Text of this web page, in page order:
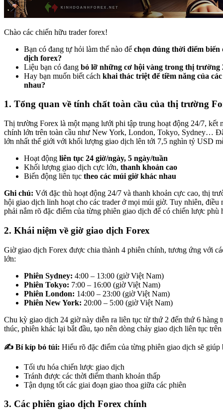
Chào các chiến hữu trader forex!
Bạn có đang tự hỏi làm thế nào để chọn đúng thời điểm biến
dịch forex?
Liệu bạn có đang bỏ lỡ những cơ hội vàng trong thị trường
Hay bạn muốn biết cách khai thác triệt để tiềm năng của
nhau?
1. Tổng quan về tính chất toàn cầu của thị trường
Thị trường Forex là một mạng lưới phi tập trung hoạt động 24/7, kết
chính lớn trên toàn cầu như New York, London, Tokyo, Sydney…
lớn nhất thế giới với khối lượng giao dịch lên tới 7,5 nghìn tỷ USD
Hoạt động liên tục 24 giờ/ngày, 5 ngày/tuần
Khối lượng giao dịch cực lớn, thanh khoản cao
Biến động liên tục theo các múi giờ khác nhau
Ghi chú: Với đặc thù hoạt động 24/7 và thanh khoản cực cao, thị
hội giao dịch linh hoạt cho các trader ở mọi múi giờ. Tuy nhiên, điều
phải nắm rõ đặc điểm của từng phiên giao dịch để có chiến lược phù
2. Khái niệm về giờ giao dịch Forex
Giờ giao dịch Forex được chia thành 4 phiên chính, tương ứng với
lớn:
Phiên Sydney: 4:00 – 13:00 (giờ Việt Nam)
Phiên Tokyo: 7:00 – 16:00 (giờ Việt Nam)
Phiên London: 14:00 – 23:00 (giờ Việt Nam)
Phiên New York: 20:00 – 5:00 (giờ Việt Nam)
Chu kỳ giao dịch 24 giờ này diễn ra liên tục từ thứ 2 đến thứ 6 hàng
thúc, phiên khác lại bắt đầu, tạo nên dòng chảy giao dịch liên tục trên
✍️ Bí kíp bỏ túi: Hiểu rõ đặc điểm của từng phiên giao dịch sẽ giúp
Tối ưu hóa chiến lược giao dịch
Tránh được các thời điểm thanh khoản thấp
Tận dụng tốt các giai đoạn giao thoa giữa các phiên
3. Các phiên giao dịch Forex chính